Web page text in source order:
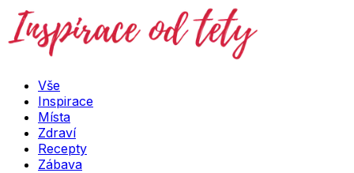
Vše
Inspirace
Místa
Zdraví
Recepty
Zábava